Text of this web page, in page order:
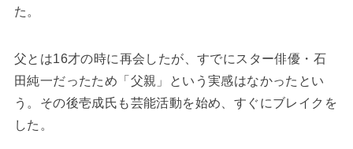
た。
父とは16才の時に再会したが、すでにスター俳優・石
田純一だったため「父親」という実感はなかったとい
う。その後壱成氏も芸能活動を始め、すぐにブレイクを
した。